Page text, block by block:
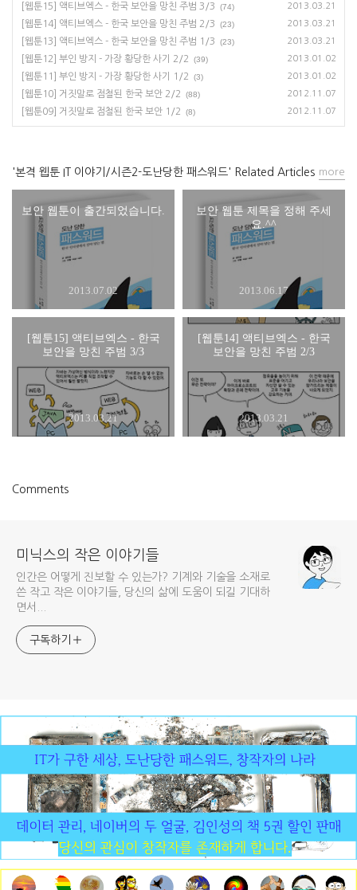
[웹툰15] 액티브엑스 - 한국 보안을 망친 주범 3/3 (74) 2013.03.21
[웹툰14] 액티브엑스 - 한국 보안을 망친 주범 2/3 (23) 2013.03.21
[웹툰13] 액티브엑스 - 한국 보안을 망친 주범 1/3 (23) 2013.03.21
[웹툰12] 부인 방지 - 가장 황당한 사기 2/2 (39) 2013.01.02
[웹툰11] 부인 방지 - 가장 황당한 사기 1/2 (3) 2013.01.02
[웹툰10] 거짓말로 점철된 한국 보안 2/2 (88) 2012.11.07
[웹툰09] 거짓말로 점철된 한국 보안 1/2 (8) 2012.11.07
'본격 웹툰 IT 이야기/시즌2-도난당한 패스워드' Related Articles
보안 웹툰이 출간되었습니다.
2013.07.02
보안 웹툰 제목을 정해 주세
요.^^
2013.06.17
[웹툰15] 액티브엑스 - 한국
보안을 망친 주범 3/3
2013.03.21
[웹툰14] 액티브엑스 - 한국
보안을 망친 주범 2/3
2013.03.21
more
Comments
미닉스의 작은 이야기들
인간은 어떻게 진보할 수 있는가? 기계와 기술을 소재로
쓴 작고 작은 이야기들, 당신의 삶에 도움이 되길 기대하
면서...
구독하기